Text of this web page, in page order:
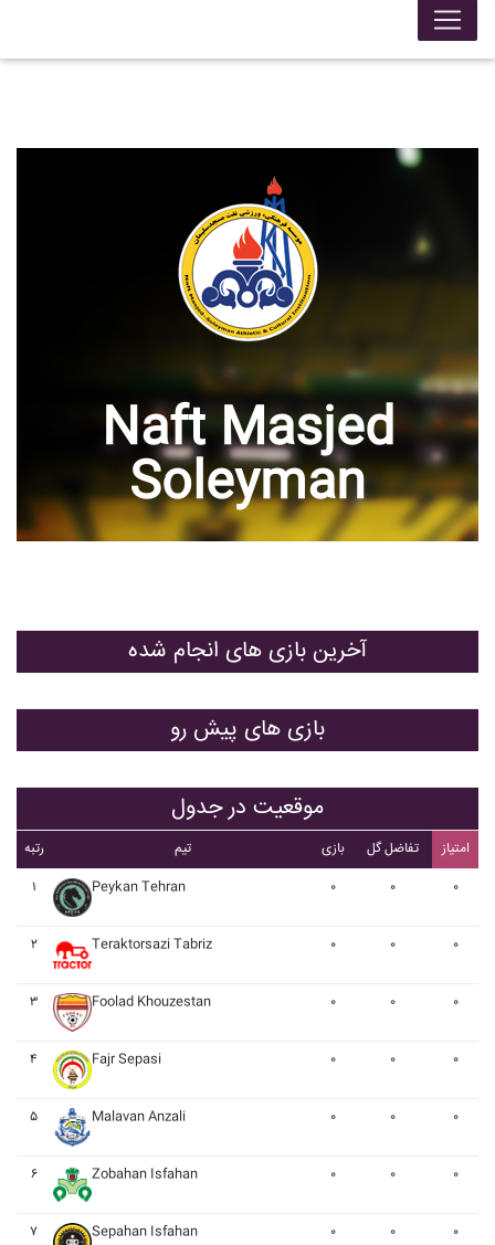
Naft Masjed
Soleyman
آخرین بازی های انجام شده
بازی های پیش رو
موقعیت در جدول
رتبه تیم بازی تفاضل گل
امتیاز
۱
Peykan Tehran ۰ ۰ ۰
۲ Teraktorsazi Tabriz ۰ ۰ ۰
۳ Foolad Khouzestan ۰ ۰ ۰
۴ Fajr Sepasi ۰ ۰ ۰
۵ Malavan Anzali ۰ ۰ ۰
۶ Zobahan Isfahan ۰ ۰ ۰
۷ Sepahan Isfahan ۰ ۰ ۰